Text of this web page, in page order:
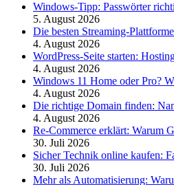
Windows-Tipp: Passwörter
5. August 2026
Die besten Streaming-
4. August 2026
WordPress-Seite starten:
4. August 2026
Windows 11 Home oder Pro?
4. August 2026
Die richtige Domain finden:
4. August 2026
Re-Commerce erklärt: Warum
30. Juli 2026
Sicher Technik online kaufen:
30. Juli 2026
Mehr als Automatisierung: